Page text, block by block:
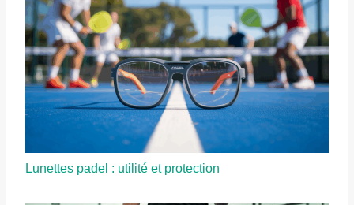
Lunettes padel : utilité et protection